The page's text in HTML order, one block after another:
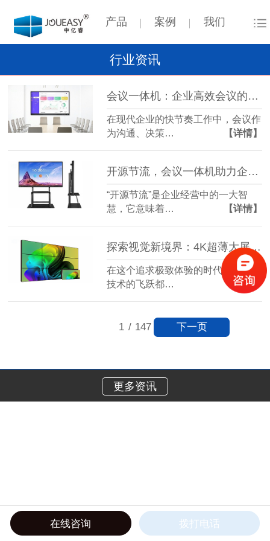
产品 案例 我们
行业资讯
会议一体机：企业高效会议的得力助手
在现代企业的快节奏工作中，会议作
为沟通、决策…
【详情】
开源节流，会议一体机助力企业智慧升级！
“开源节流”是企业经营中的一大智
慧，它意味着…
【详情】
探索视觉新境界：4K超薄大屏拼接屏，重塑你的视界体验！
在这个追求极致体验的时代，每一次
技术的飞跃都…
【详情】
1 / 147 下一页
更多资讯
在线电话 产品中心 工程案例 关于我们
在线咨询 拨打电话